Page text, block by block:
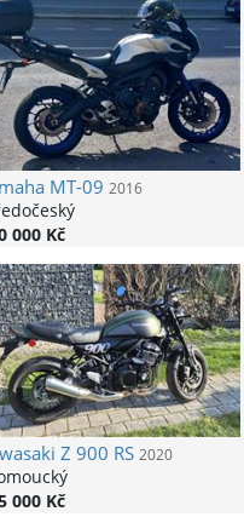
MT-09 2016
000 Kč
Z 900 RS 2020
000 Kč